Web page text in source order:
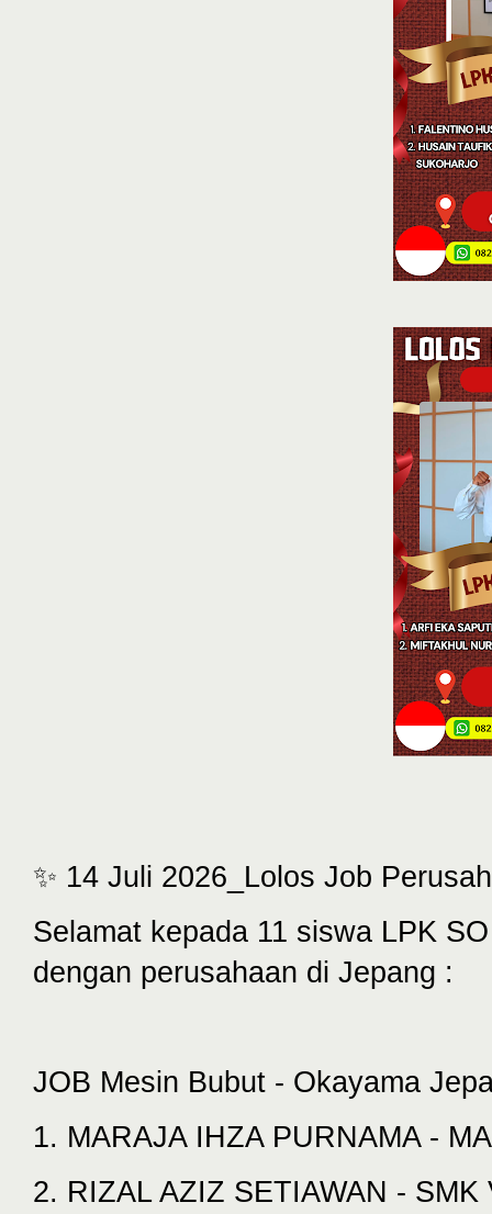
✨ 14 Juli 2026_Lolos Job
Selamat kepada 11 siswa LPK
dengan perusahaan di Jepang :
JOB Mesin Bubut - Okayama
1. MARAJA IHZA PURNAMA -
2. RIZAL AZIZ SETIAWAN -